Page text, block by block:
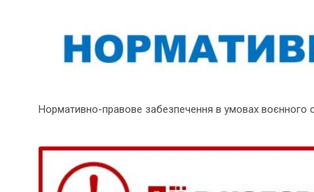
Нормативно-правове забезпечення в умовах воєнного